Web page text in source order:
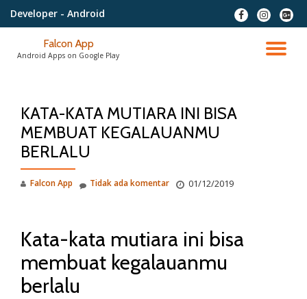
konten
Developer - Android
fa-
facebook
fa-
instagram
fa-
plus-
Falcon App
Android Apps on Google Play
KATA-KATA MUTIARA INI BISA
MEMBUAT KEGALAUANMU
BERLALU
Falcon App 01/12/2019
Tidak ada komentar
Kata-kata mutiara ini bisa
membuat kegalauanmu
berlalu